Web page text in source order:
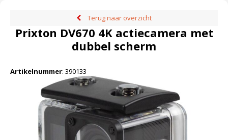
Terug naar overzicht
Prixton DV670 4K actiecamera met
dubbel scherm
Artikelnummer: 390133